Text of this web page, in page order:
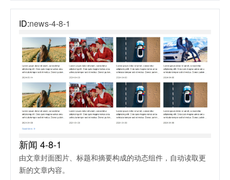
ID:news-4-8-1
新闻 4-8-1
由文章封面图片、标题和摘要构成的动态组件，自动读取更
新的文章内容。